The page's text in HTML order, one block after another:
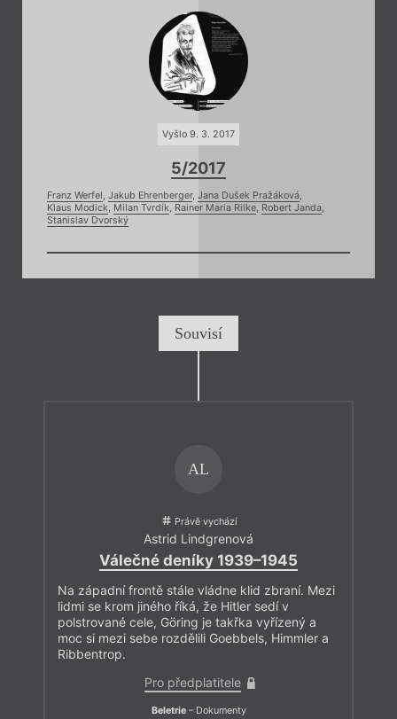
Vyšlo 9. 3. 2017
5/2017
Franz Werfel , Jakub Ehrenberger, Jana Dušek Pražáková,
Klaus Modick, Milan Tvrdík, Rainer Maria Rilke, Robert Janda,
Stanislav Dvorský
Souvisí
AL
Právě vychází
Astrid Lindgrenová
Válečné deníky 1939–1945
Na západní frontě stále vládne klid zbraní. Mezi
lidmi se krom jiného říká, že Hitler sedí v
polstrované cele, Göring je takřka vyřízený a
moc si mezi sebe rozdělili Goebbels, Himmler a
Ribbentrop.
Pro předplatitele
Beletrie– Dokumenty